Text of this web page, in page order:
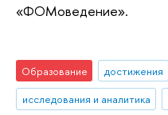
«ФОМоведение».
Образование достижения
исследования и аналитика